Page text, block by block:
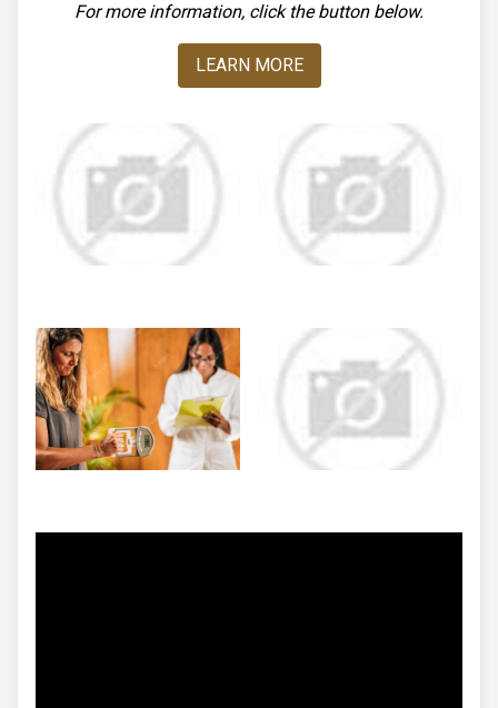
For more information, click the button below.
LEARN MORE